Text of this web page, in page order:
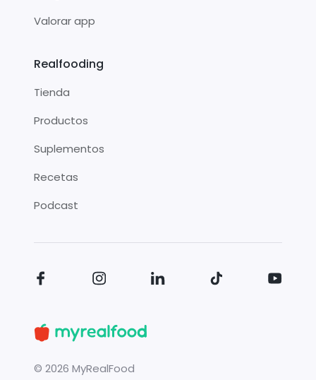
Valorar app
Realfooding
Tienda
Productos
Suplementos
Recetas
Podcast
© 2026 MyRealFood